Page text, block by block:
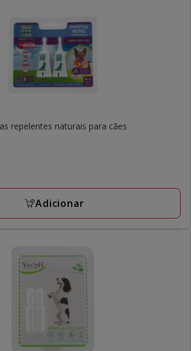
repelentes naturais para cães
Adicionar